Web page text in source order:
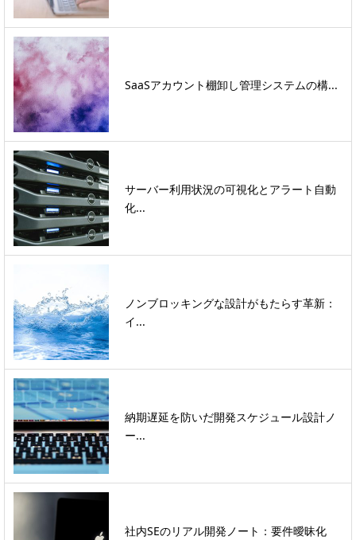
SaaSアカウント棚卸し管理システムの構...
サーバー利用状況の可視化とアラート自動
化...
ノンブロッキングな設計がもたらす革新：
イ...
納期遅延を防いだ開発スケジュール設計ノ
ー...
社内SEのリアル開発ノート：要件曖昧化